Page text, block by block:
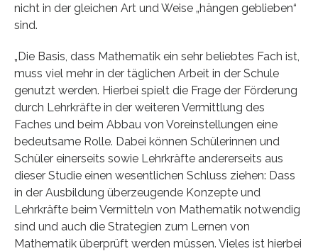
nicht in der gleichen Art und Weise „hängen geblieben“
sind.
„Die Basis, dass Mathematik ein sehr beliebtes Fach ist,
muss viel mehr in der täglichen Arbeit in der Schule
genutzt werden. Hierbei spielt die Frage der Förderung
durch Lehrkräfte in der weiteren Vermittlung des
Faches und beim Abbau von Voreinstellungen eine
bedeutsame Rolle. Dabei können Schülerinnen und
Schüler einerseits sowie Lehrkräfte andererseits aus
dieser Studie einen wesentlichen Schluss ziehen: Dass
in der Ausbildung überzeugende Konzepte und
Lehrkräfte beim Vermitteln von Mathematik notwendig
sind und auch die Strategien zum Lernen von
Mathematik überprüft werden müssen. Vieles ist hierbei